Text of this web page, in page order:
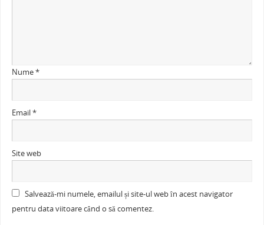
Nume*
Email*
Site web
Salvează-mi numele, emailul și site-ul web în acest navigator
pentru data viitoare când o să comentez.